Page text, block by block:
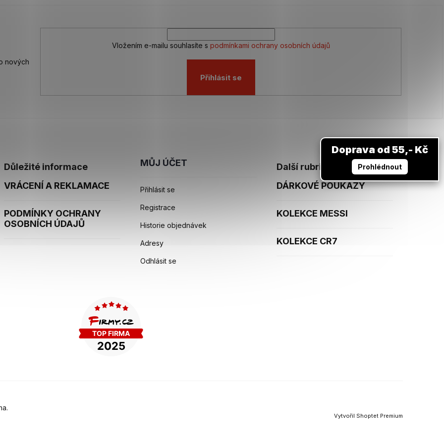
nových
Vložením e-mailu souhlasíte s podmínkami ochrany osobních údajů
Přihlásit se
Důležité informace
VRÁCENÍ A REKLAMACE
PODMÍNKY OCHRANY
OSOBNÍCH ÚDAJŮ
MŮJ ÚČET
Přihlásit se
Registrace
Historie objednávek
Adresy
Odhlásit se
Další rubriky
DÁRKOVÉ POUKAZY
KOLEKCE MESSI
KOLEKCE CR7
Vytvořil Shoptet Premium
Doprava od 55,- Kč
Prohlédnout